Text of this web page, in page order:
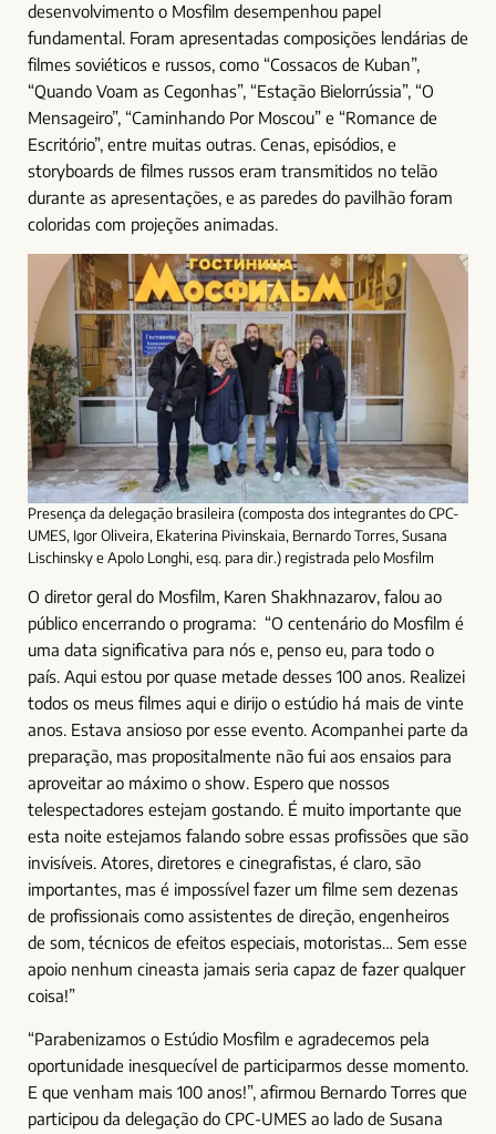
desenvolvimento o Mosfilm desempenhou papel
fundamental. Foram apresentadas composições lendárias de
filmes soviéticos e russos, como “Cossacos de Kuban”,
“Quando Voam as Cegonhas”, “Estação Bielorrússia”, “O
Mensageiro”, “Caminhando Por Moscou” e “Romance de
Escritório”, entre muitas outras. Cenas, episódios, e
storyboards de filmes russos eram transmitidos no telão
durante as apresentações, e as paredes do pavilhão foram
coloridas com projeções animadas.
Presença da delegação brasileira (composta dos integrantes do CPC-
UMES, Igor Oliveira, Ekaterina Pivinskaia, Bernardo Torres, Susana
Lischinsky e Apolo Longhi, esq. para dir.) registrada pelo Mosfilm
O diretor geral do Mosfilm, Karen Shakhnazarov, falou ao
público encerrando o programa: “O centenário do Mosfilm é
uma data significativa para nós e, penso eu, para todo o
país. Aqui estou por quase metade desses 100 anos. Realizei
todos os meus filmes aqui e dirijo o estúdio há mais de vinte
anos. Estava ansioso por esse evento. Acompanhei parte da
preparação, mas propositalmente não fui aos ensaios para
aproveitar ao máximo o show. Espero que nossos
telespectadores estejam gostando. É muito importante que
esta noite estejamos falando sobre essas profissões que são
invisíveis. Atores, diretores e cinegrafistas, é claro, são
importantes, mas é impossível fazer um filme sem dezenas
de profissionais como assistentes de direção, engenheiros
de som, técnicos de efeitos especiais, motoristas… Sem esse
apoio nenhum cineasta jamais seria capaz de fazer qualquer
coisa!”
“Parabenizamos o Estúdio Mosfilm e agradecemos pela
oportunidade inesquecível de participarmos desse momento.
E que venham mais 100 anos!”, afirmou Bernardo Torres que
participou da delegação do CPC-UMES ao lado de Susana